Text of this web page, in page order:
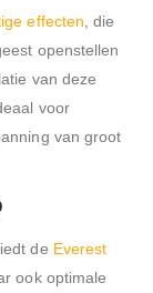
effecten, die
openstellen
van deze
voor
van groot
de Everest
ook optimale